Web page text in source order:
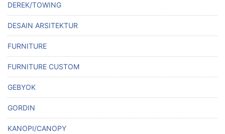
DEREK/TOWING
DESAIN ARSITEKTUR
FURNITURE
FURNITURE CUSTOM
GEBYOK
GORDIN
KANOPI/CANOPY